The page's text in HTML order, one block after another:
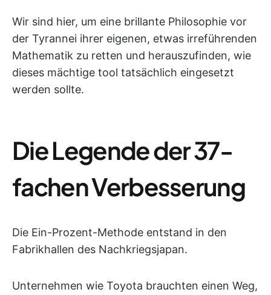
Wir sind hier, um eine brillante Philosophie vor
der Tyrannei ihrer eigenen, etwas irreführenden
Mathematik zu retten und herauszufinden, wie
dieses mächtige tool tatsächlich eingesetzt
werden sollte.
Die Legende der 37-
fachen Verbesserung
Die Ein-Prozent-Methode entstand in den
Fabrikhallen des Nachkriegsjapan.
Unternehmen wie Toyota brauchten einen Weg,